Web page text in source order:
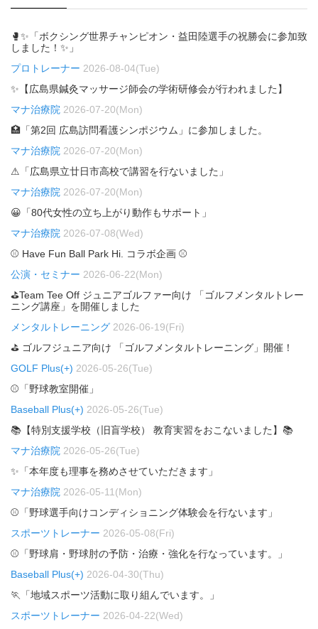
🥊✨「ボクシング世界チャンピオン・益田陸選手の祝勝会に参加致
しました！✨」
プロトレーナー 2026-08-04(Tue)
✨【広島県鍼灸マッサージ師会の学術研修会が行われました】
マナ治療院 2026-07-20(Mon)
🏥「第2回 広島訪問看護シンポジウム」に参加しました。
マナ治療院 2026-07-20(Mon)
⚠「広島県立廿日市高校で講習を行ないました」
マナ治療院 2026-07-20(Mon)
😀「80代女性の立ち上がり動作もサポート」
マナ治療院 2026-07-08(Wed)
⚾ Have Fun Ball Park Hi. コラボ企画 ⚾
公演・セミナー 2026-06-22(Mon)
⛳Team Tee Off ジュニアゴルファー向け 「ゴルフメンタルトレー
ニング講座」を開催しました
メンタルトレーニング 2026-06-19(Fri)
⛳ ゴルフジュニア向け 「ゴルフメンタルトレーニング」開催！
GOLF Plus(+) 2026-05-26(Tue)
⚾「野球教室開催」
Baseball Plus(+) 2026-05-26(Tue)
📚【特別支援学校（旧盲学校） 教育実習をおこないました】📚
マナ治療院 2026-05-26(Tue)
✨「本年度も理事を務めさせていただきます」
マナ治療院 2026-05-11(Mon)
⚾「野球選手向けコンディショニング体験会を行ないます」
スポーツトレーナー 2026-05-08(Fri)
⚾「野球肩・野球肘の予防・治療・強化を行なっています。」
Baseball Plus(+) 2026-04-30(Thu)
🏃「地域スポーツ活動に取り組んでいます。」
スポーツトレーナー 2026-04-22(Wed)